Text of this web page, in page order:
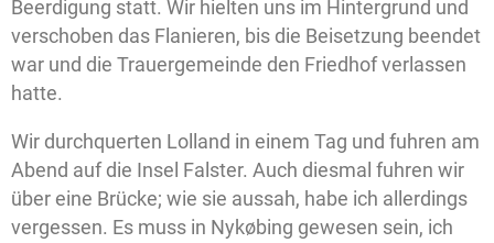
Beerdigung statt. Wir hielten uns im Hintergrund und
verschoben das Flanieren, bis die Beisetzung beendet
war und die Trauergemeinde den Friedhof verlassen
hatte.
Wir durchquerten Lolland in einem Tag und fuhren am
Abend auf die Insel Falster. Auch diesmal fuhren wir
über eine Brücke; wie sie aussah, habe ich allerdings
vergessen. Es muss in Nykøbing gewesen sein, ich